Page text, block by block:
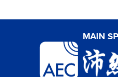
MAIN